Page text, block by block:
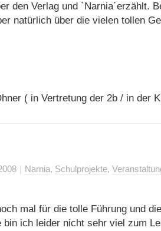
den Verlag und `Narnia´erzählt.
natürlich über die vielen tollen
( in Vertretung der 2b / in der
| Narnia, Schulprojekte,
mal für die tolle Führung und
bin ich leider nicht sehr viel zum